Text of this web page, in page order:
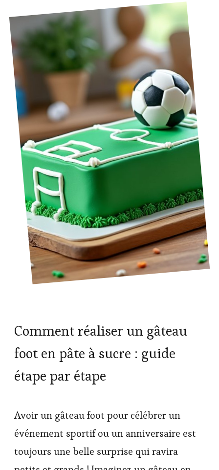
Comment réaliser un gâteau
foot en pâte à sucre : guide
étape par étape
Avoir un gâteau foot pour célébrer un
événement sportif ou un anniversaire est
toujours une belle surprise qui ravira